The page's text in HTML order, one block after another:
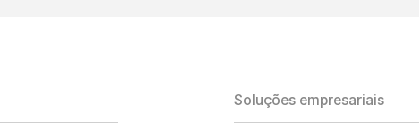
Soluções empresariais